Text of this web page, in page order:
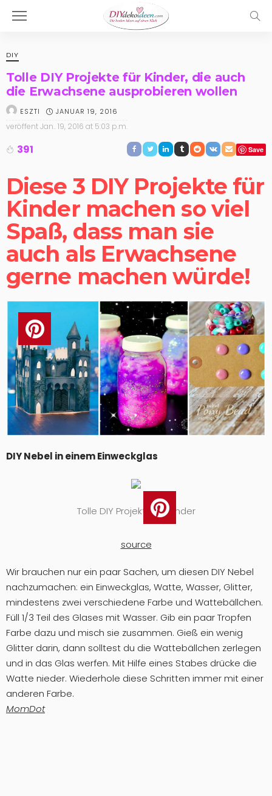
DIY
Tolle DIY Projekte für Kinder, die auch
die Erwachsene ausprobieren wollen
ESZTI JANUAR 19, 2016
veröffentJan.. 19, 2016 at 5:03 p.m.
391 Save
Diese 3 DIY Projekte für
Kindermachen so viel
Spaß, dass man sie
auch als Erwachsene
gerne machen würde!
DIY Nebel in einem Einweckglas
Tolle DIY Projekte für Kinder
source
Wir brauchen nur ein paar Sachen, um diesen DIY Nebel
nachzumachen: ein Einweckglas, Watte, Wasser, Glitter,
mindestens zwei verschiedene Farbe und Wattebällchen.
Füll 1/3 Teil des Glases mit Wasser. Gib ein paar Tropfen
Farbe dazu und misch sie zusammen. Gieß ein wenig
Glitter darin, dann solltest du die Wattebällchen zerlegen
und in das Glas werfen. Mit Hilfe eines Stabes drücke die
Watte nieder. Wiederhole diese Schritten immer mit einer
anderen Farbe.
MomDot